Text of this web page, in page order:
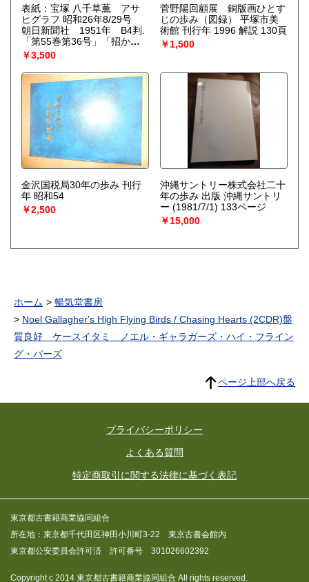
表紙：宝塚 八千草薫 アサ
ヒグラフ 昭和26年8/29号
朝日新聞社 1951年 B4判.
「第55巻第36号」「招かれ
たる客／ソ連 グロムイコ外
務次官」「講和全権告知板：
吉田首相」「外来種の水中花
／日本選手権水上競技大会」
「酷しいすまいの手帖」「甦
る四万町歩／日本一の水利工
事／千葉県 佐原」「表4広
告：東光電気／木村製薬 殺
虫剤アース」他22p.
￥3,500
菅野陽回顧展 銅版画ひとす
じの歩み（図録） 平塚市美
術館 刊行年 1996 解説 130頁
￥1,500
金沢国税局30年の歩み 刊行
年 昭和54
￥2,500
沖縄サントリー株式会社二十
年の歩み 出版 沖縄サントリ
ー (1981/7/1) 133ページ
￥15,000
ホーム
暢気堂書房
Noel Gallagher's High Flying Birds / Chasing Hearts (2CDR)盤
質良好 ケースイタミ ノエル・ギャラガーズ・ハイ・フライン
グ・バーズ
ページ上部へ戻る
プライバシーポリシー
よくある質問
特定商取引に関する法律に基づく表記
東京都古書籍商業協同組合
所在地：東京都千代田区神田小川町3-22 東京古書会館内
東京都公安委員会許可済 許可番号 301026602392
Copyright c 2014 東京都古書籍商業協同組合 All rights reserved.